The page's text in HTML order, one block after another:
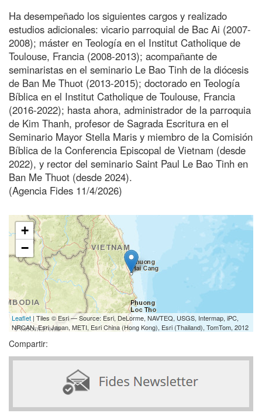
Ha desempeñado los siguientes cargos y realizado
estudios adicionales: vicario parroquial de Bac Ai (2007-
2008); máster en Teología en el Institut Catholique de
Toulouse, Francia (2008-2013); acompañante de
seminaristas en el seminario Le Bao Tinh de la diócesis
de Ban Me Thuot (2013-2015); doctorado en Teología
Bíblica en el Institut Catholique de Toulouse, Francia
(2016-2022); hasta ahora, administrador de la parroquia
de Kim Thanh, profesor de Sagrada Escritura en el
Seminario Mayor Stella Maris y miembro de la Comisión
Bíblica de la Conferencia Episcopal de Vietnam (desde
2022), y rector del seminario Saint Paul Le Bao Tinh en
Ban Me Thuot (desde 2024).
(Agencia Fides 11/4/2026)
+
−
Leaflet | Tiles © Esri — Source: Esri, DeLorme, NAVTEQ, USGS, Intermap, iPC,
NRCAN, Esri Japan, METI, Esri China (Hong Kong), Esri (Thailand), TomTom, 2012
Compartir: